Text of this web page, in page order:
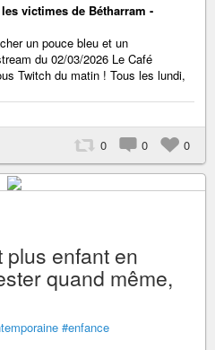
victimes de Bétharram -
un pouce bleu et un
du 02/03/2026 Le Café
Twitch du matin ! Tous les lundi,
0 0 0
plus enfant en
quand même,
#enfance